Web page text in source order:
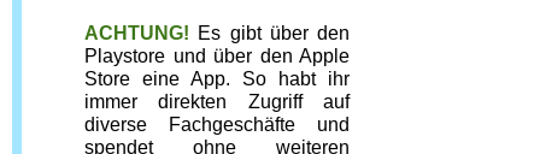
ACHTUNG! Es gibt über den
Playstore und über den Apple
Store eine App. So habt ihr
immer direkten Zugriff auf
diverse Fachgeschäfte und
spendet ohne weiteren